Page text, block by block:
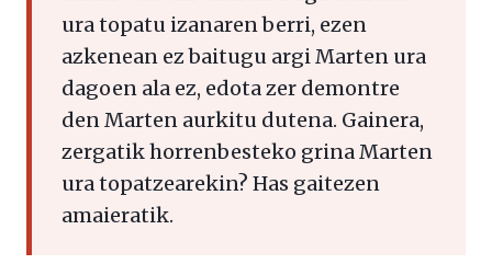
ura topatu izanaren berri, ezen
azkenean ez baitugu argi Marten ura
dagoen ala ez, edota zer demontre
den Marten aurkitu dutena. Gainera,
zergatik horrenbesteko grina Marten
ura topatzearekin? Has gaitezen
amaieratik.